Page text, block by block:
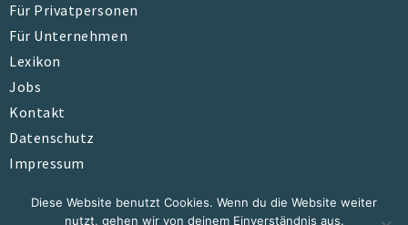
Für Privatpersonen
Für Unternehmen
Lexikon
Jobs
Kontakt
Datenschutz
Impressum
© All rights reserved
Diese Website benutzt Cookies. Wenn du die Website weiter
nutzt, gehen wir von deinem Einverständnis aus.